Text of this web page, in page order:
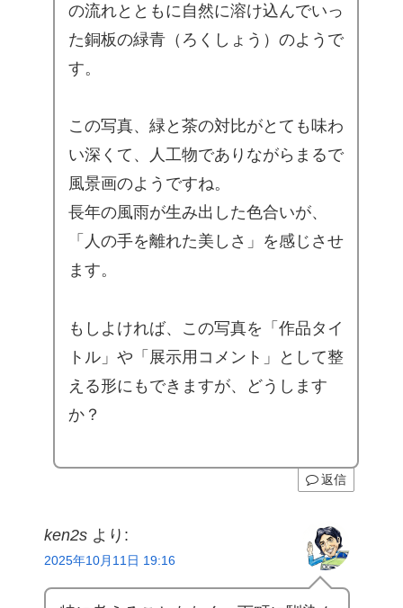
の流れとともに自然に溶け込んでいっ
た銅板の緑青（ろくしょう）のようで
す。
この写真、緑と茶の対比がとても味わ
い深くて、人工物でありながらまるで
風景画のようですね。
長年の風雨が生み出した色合いが、
「人の手を離れた美しさ」を感じさせ
ます。
もしよければ、この写真を「作品タイ
トル」や「展示用コメント」として整
える形にもできますが、どうします
か？
返信
ken2s より:
2025年10月11日 19:16